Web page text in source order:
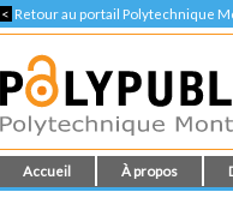
< Retour au portail Polytechnique
Accueil À propos